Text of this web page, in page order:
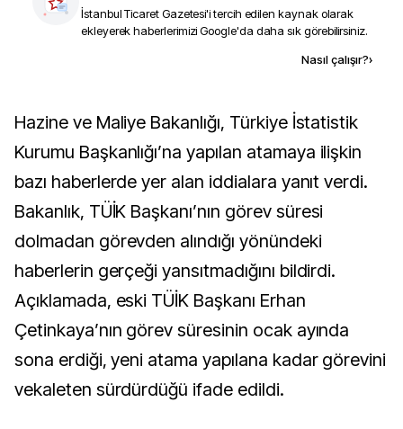
İstanbul Ticaret Gazetesi'i tercih edilen kaynak olarak
ekleyerek haberlerimizi Google'da daha sık görebilirsiniz.
Nasıl çalışır?›
Hazine ve Maliye Bakanlığı, Türkiye İstatistik
Kurumu Başkanlığı’na yapılan atamaya ilişkin
bazı haberlerde yer alan iddialara yanıt verdi.
Bakanlık, TÜİK Başkanı’nın görev süresi
dolmadan görevden alındığı yönündeki
haberlerin gerçeği yansıtmadığını bildirdi.
Açıklamada, eski TÜİK Başkanı Erhan
Çetinkaya’nın görev süresinin ocak ayında
sona erdiği, yeni atama yapılana kadar görevini
vekaleten sürdürdüğü ifade edildi.